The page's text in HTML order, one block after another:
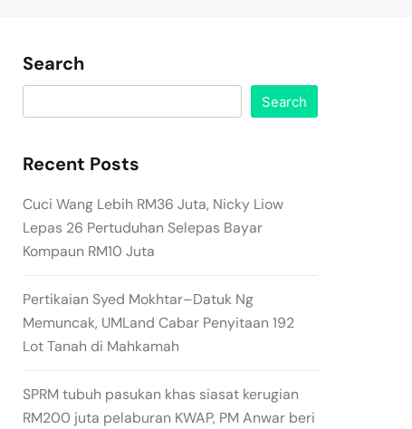
Search
Search
Recent Posts
Cuci Wang Lebih RM36 Juta, Nicky Liow
Lepas 26 Pertuduhan Selepas Bayar
Kompaun RM10 Juta
Pertikaian Syed Mokhtar–Datuk Ng
Memuncak, UMLand Cabar Penyitaan 192
Lot Tanah di Mahkamah
SPRM tubuh pasukan khas siasat kerugian
RM200 juta pelaburan KWAP, PM Anwar beri